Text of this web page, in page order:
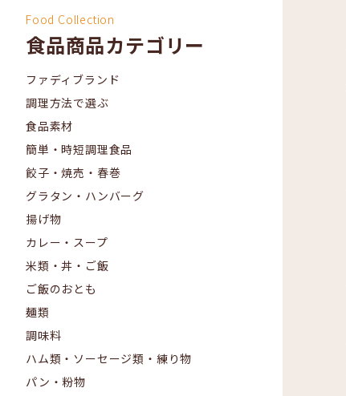
Food Collection
食品商品カテゴリー
ファディブランド
調理方法で選ぶ
食品素材
簡単・時短調理食品
餃子・焼売・春巻
グラタン・ハンバーグ
揚げ物
カレー・スープ
米類・丼・ご飯
ご飯のおとも
麺類
調味料
ハム類・ソーセージ類・練り物
パン・粉物